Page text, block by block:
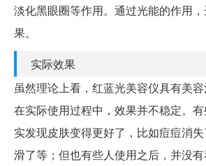
淡化黑眼圈等作用。通过光能的作用
果。
实际效果
虽然理论上看，红蓝光美容仪具有美
在实际使用过程中，效果并不稳定。
实发现皮肤变得更好了，比如痘痘消
滑了等；但也有些人使用之后，并没